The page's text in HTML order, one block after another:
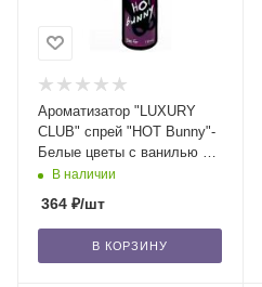
Ароматизатор "LUXURY
CLUB" спрей "HOT Bunny"-
Белые цветы с ванилью и
фруктами/24
В наличии
364 ₽/шт
В КОРЗИНУ